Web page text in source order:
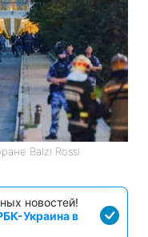
Balzi Rossi
новостей!
Украина в